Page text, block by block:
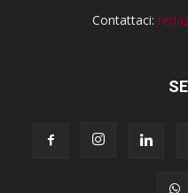
Contattaci: